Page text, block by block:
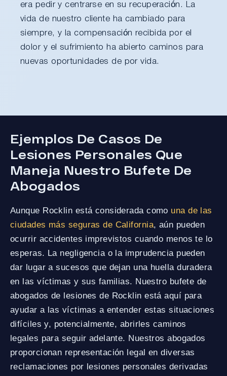
era pedir y centrarse en su recuperación. La
vida de nuestro cliente ha cambiado para
siempre, y la compensación recibida por el
dolor y el sufrimiento ha abierto caminos para
nuevas oportunidades de por vida.
Ejemplos De Casos De
Lesiones Personales Que
Maneja Nuestro Bufete De
Abogados
Aunque Rocklin está considerada como una de las
ciudades más seguras de California, aún pueden
ocurrir accidentes imprevistos cuando menos te lo
esperas. La negligencia o la imprudencia pueden
dar lugar a sucesos que dejan una huella duradera
en las víctimas y sus familias. Nuestro bufete de
abogados de lesiones de Rocklin está aquí para
ayudar a las víctimas a entender estas situaciones
difíciles y, potencialmente, abrirles caminos
legales para seguir adelante. Nuestros abogados
proporcionan representación legal en diversas
reclamaciones por lesiones personales derivadas